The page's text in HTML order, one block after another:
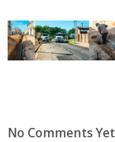
No Comments Yet